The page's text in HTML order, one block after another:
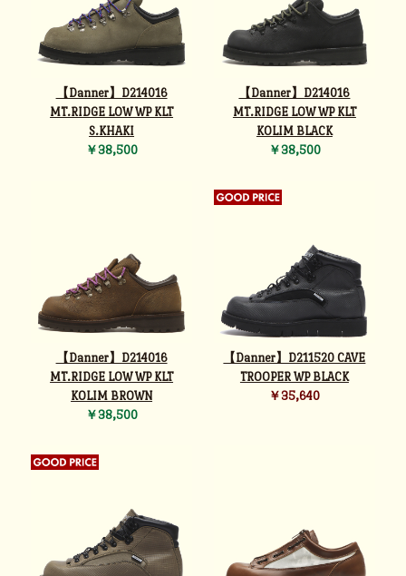
【Danner】D214016
MT.RIDGE LOW WP KLT
S.KHAKI
￥38,500
【Danner】D214016
MT.RIDGE LOW WP KLT
KOLIM BLACK
￥38,500
【Danner】D214016
MT.RIDGE LOW WP KLT
KOLIM BROWN
￥38,500
【Danner】D211520 CAVE
TROOPER WP BLACK
￥35,640